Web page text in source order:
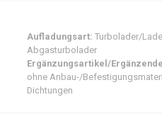
Aufladungsart: Turbolader/
Abgasturbolader
Ergänzungsartikel/
ohne Anbau-/
Dichtungen